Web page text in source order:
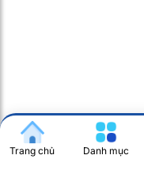
Trang chủ Danh mục